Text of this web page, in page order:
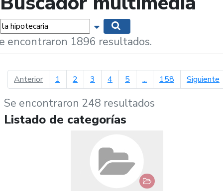
Mostrar opciones de búsqueda
encontraron 1896 resultados.
Anteriorpágina anterior
1 2 3 4 5 ... 158 Siguiente
Se encontraron 248 resultados
Listado de categorías